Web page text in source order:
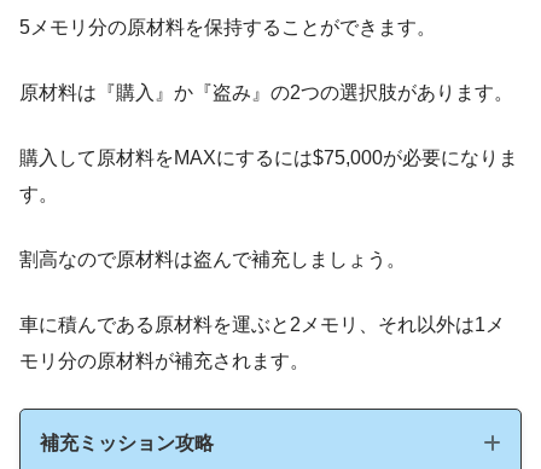
5メモリ分の原材料を保持することができます。
原材料は『購入』か『盗み』の2つの選択肢があります。
購入して原材料をMAXにするには$75,000が必要になりま
す。
割高なので原材料は盗んで補充しましょう。
車に積んである原材料を運ぶと2メモリ、それ以外は1メ
モリ分の原材料が補充されます。
補充ミッション攻略